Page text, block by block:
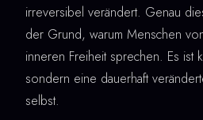
irreversibel verändert. Genau
der Grund, warum Menschen
inneren Freiheit sprechen. Es ist
sondern eine dauerhaft
selbst.